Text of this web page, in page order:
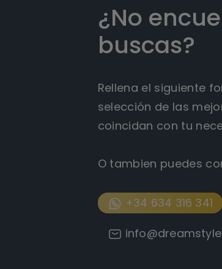
¿No
buscas?
Rellena el siguiente
selección de las
coincidan con tu
O tambien puedes
+34 634 316 341